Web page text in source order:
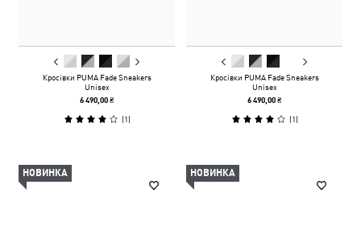
Кросівки PUMA Fade Sneakers
Unisex
6 490,00 ₴
(1)
Кросівки PUMA Fade Sneakers
Unisex
6 490,00 ₴
(1)
НОВИНКА НОВИНКА